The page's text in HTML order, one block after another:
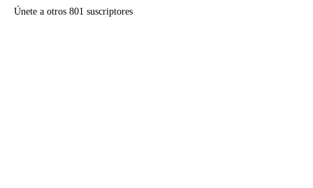
Únete a otros 801 suscriptores